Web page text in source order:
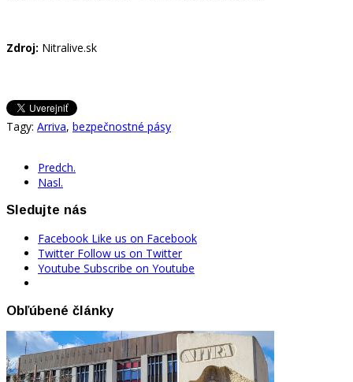
Zdroj: Nitralive.sk
Tagy: Arriva, bezpečnostné pásy
Predch.
Nasl.
Sledujte nás
Facebook Like us on Facebook
Twitter Follow us on Twitter
Youtube Subscribe on Youtube
Obľúbené články